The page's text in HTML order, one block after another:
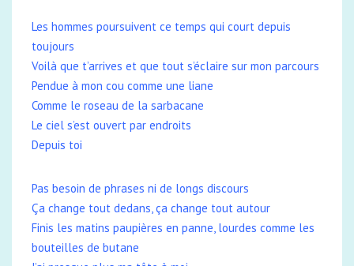
Les hommes poursuivent ce temps qui court depuis
toujours
Voilà que t’arrives et que tout s’éclaire sur mon parcours
Pendue à mon cou comme une liane
Comme le roseau de la sarbacane
Le ciel s’est ouvert par endroits
Depuis toi
Pas besoin de phrases ni de longs discours
Ça change tout dedans, ça change tout autour
Finis les matins paupières en panne, lourdes comme les
bouteilles de butane